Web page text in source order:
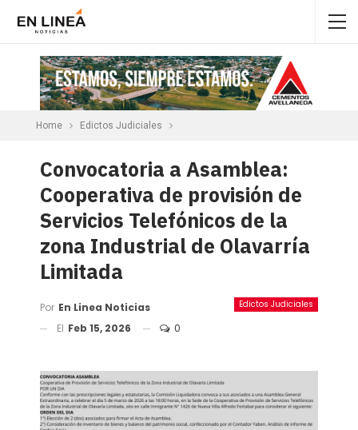
Home Edictos Judiciales
Convocatoria a Asamblea:
Cooperativa de provisión de
Servicios Telefónicos de la
zona Industrial de Olavarría
Limitada
Edictos Judiciales
Por En Linea Noticias
El Feb 15, 2026 0